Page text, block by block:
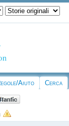
Aiuto Cerca